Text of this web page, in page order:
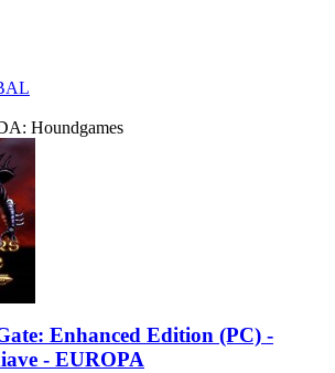
Houndgames
Enhanced Edition (PC) -
- EUROPA